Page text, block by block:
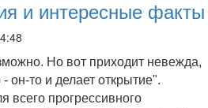
и интересные факты
Но вот приходит невежда,
он-то и делает открытие".
всего прогрессивного